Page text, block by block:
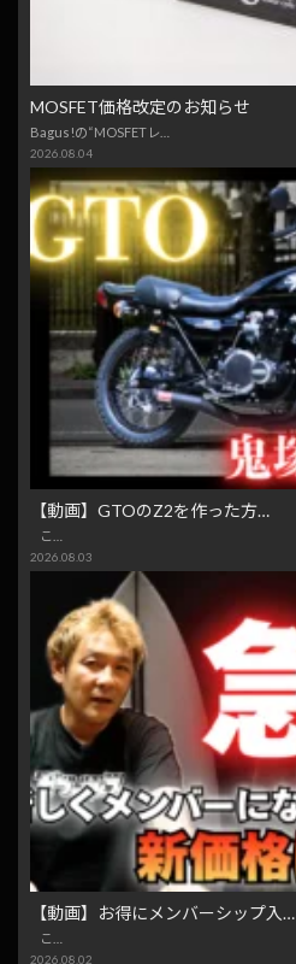
MOSFET価格改定のお知らせ
Bagus!の“MOSFETレ…
2026.08.04
【動画】GTOのZ2を作った方…
こ…
2026.08.03
【動画】お得にメンバーシップ入…
こ…
2026.08.02